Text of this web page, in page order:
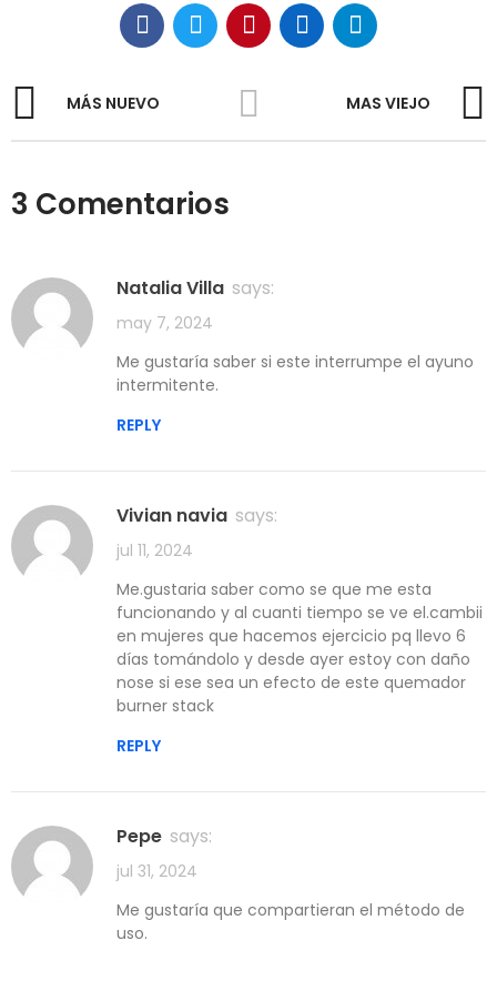
MÁS NUEVO MAS VIEJO
3 Comentarios
Natalia Villa says:
may 7, 2024
Me gustaría saber si este interrumpe el ayuno
intermitente.
REPLY
Vivian navia says:
jul 11, 2024
Me.gustaria saber como se que me esta
funcionando y al cuanti tiempo se ve el.cambii
en mujeres que hacemos ejercicio pq llevo 6
días tomándolo y desde ayer estoy con daño
nose si ese sea un efecto de este quemador
burner stack
REPLY
Pepe says:
jul 31, 2024
Me gustaría que compartieran el método de
uso.